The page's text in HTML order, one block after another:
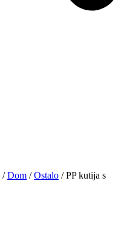
/Dom /Ostalo / PP kutija s